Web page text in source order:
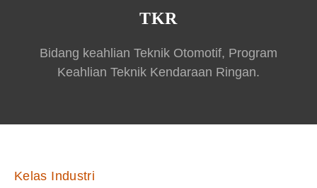
TKR
Bidang keahlian Teknik Otomotif, Program
Keahlian Teknik Kendaraan Ringan.
Kelas Industri